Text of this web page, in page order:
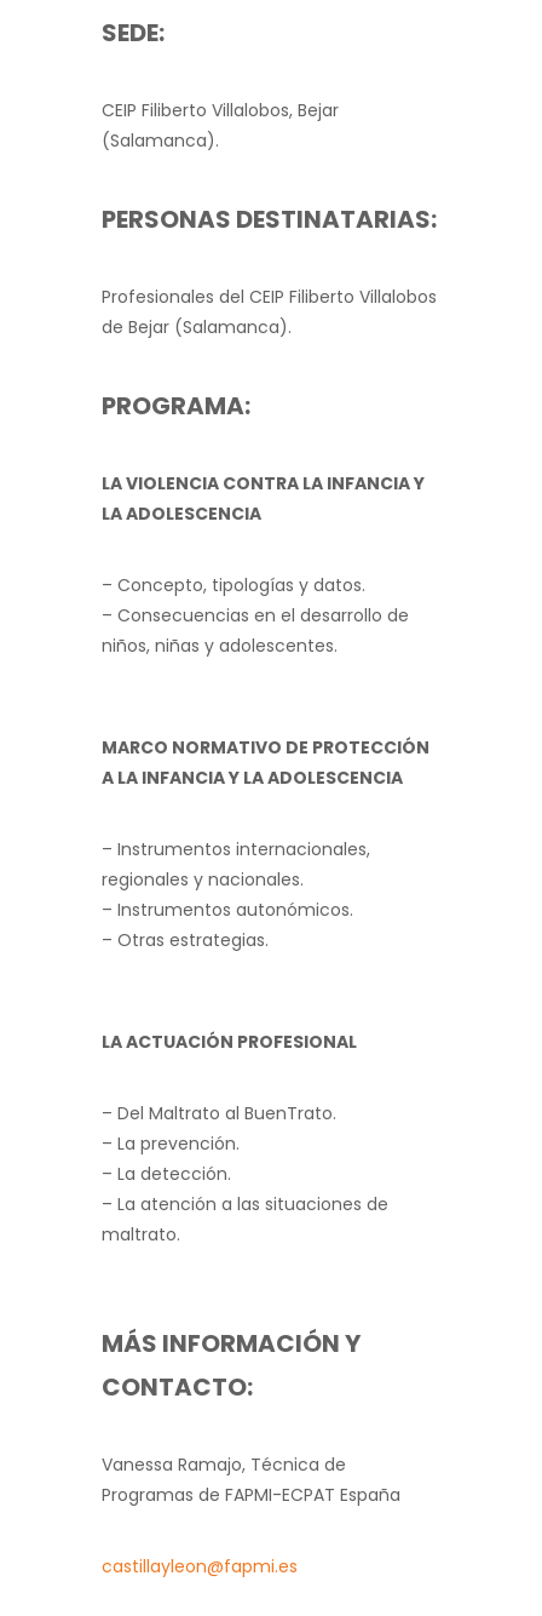
SEDE:
CEIP Filiberto Villalobos, Bejar
(Salamanca).
PERSONAS DESTINATARIAS:
Profesionales del CEIP Filiberto Villalobos
de Bejar (Salamanca).
PROGRAMA:
LA VIOLENCIA CONTRA LA INFANCIA Y
LA ADOLESCENCIA
– Concepto, tipologías y datos.
– Consecuencias en el desarrollo de
niños, niñas y adolescentes.
MARCO NORMATIVO DE PROTECCIÓN
A LA INFANCIA Y LA ADOLESCENCIA
– Instrumentos internacionales,
regionales y nacionales.
– Instrumentos autonómicos.
– Otras estrategias.
LA ACTUACIÓN PROFESIONAL
– Del Maltrato al BuenTrato.
– La prevención.
– La detección.
– La atención a las situaciones de
maltrato.
MÁS INFORMACIÓN Y
CONTACTO:
Vanessa Ramajo, Técnica de
Programas de FAPMI-ECPAT España
castillayleon@fapmi.es